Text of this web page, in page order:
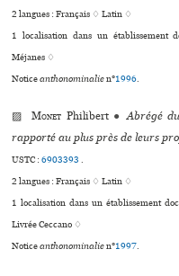
2 langues :Français ♢Latin ♢
1 localisation dans un établissement
Méjanes ♢
Noticeanthonominalien°1996.
▨Monet Philibert ● Abrégé
rapporté au plus près de leurs
USTC :6903393.
2 langues :Français ♢Latin ♢
1 localisation dans un établissement
Livrée Ceccano ♢
Noticeanthonominalien°1997.